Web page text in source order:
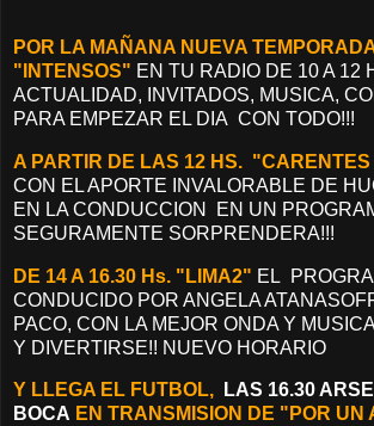
POR LA MAÑANA NUEVA
"INTENSOS" EN TU RADIO DE 10 A 12
ACTUALIDAD, INVITADOS, MUSICA,
PARA EMPEZAR EL DIA CON TODO!!!
A PARTIR DE LAS 12 HS.
CON EL APORTE INVALORABLE DE
EN LA CONDUCCION EN UN
SEGURAMENTE SORPRENDERA!!!
DE 14 A 16.30 Hs. "LIMA2" EL
CONDUCIDO POR ANGELA
PACO, CON LA MEJOR ONDA Y
Y DIVERTIRSE!! NUEVO HORARIO
Y LLEGA EL FUTBOL,
LAS 16.30
BOCA EN TRANSMISION DE "POR UN